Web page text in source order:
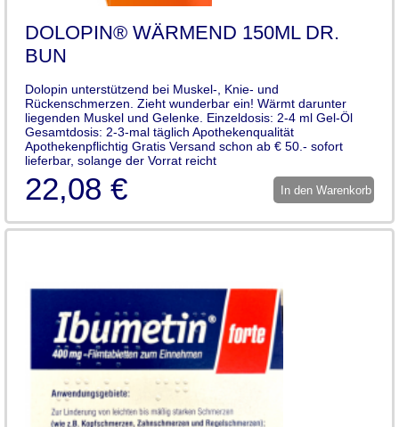
DOLOPIN® WÄRMEND 150ML DR.
BUN
Dolopin unterstützend bei Muskel-, Knie- und
Rückenschmerzen. Zieht wunderbar ein! Wärmt darunter
liegenden Muskel und Gelenke. Einzeldosis: 2-4 ml Gel-Öl
Gesamtdosis: 2-3-mal täglich Apothekenqualität
Apothekenpflichtig Gratis Versand schon ab € 50.- sofort
lieferbar, solange der Vorrat reicht
22,08 € In den Warenkorb